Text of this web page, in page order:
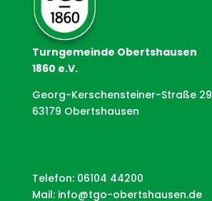
Turngemeinde Obertshausen
1860 e.V.
Georg-Kerschensteiner-Straße 29
63179 Obertshausen
Telefon: 06104 44200
Mail: info@tgo-obertshausen.de